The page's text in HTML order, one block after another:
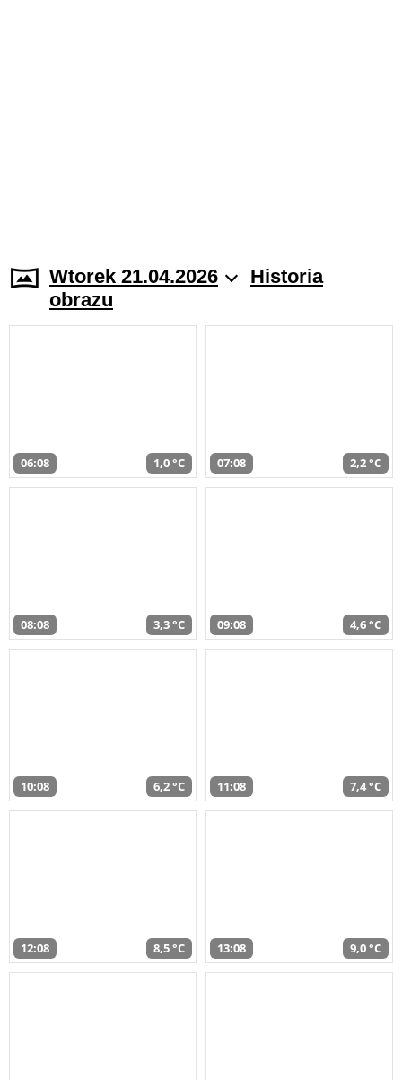
Wtorek 21.04.2026
Historia
obrazu
06:08 1,0 °C 07:08 2,2 °C
08:08 3,3 °C 09:08 4,6 °C
10:08 6,2 °C 11:08 7,4 °C
12:08 8,5 °C 13:08 9,0 °C